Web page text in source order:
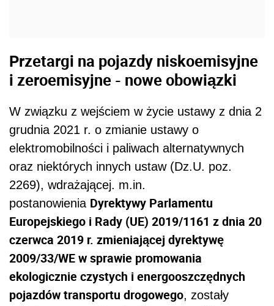
Przetargi na pojazdy niskoemisyjne
i zeroemisyjne - nowe obowiązki
W związku z wejściem w życie ustawy z dnia 2
grudnia 2021 r. o zmianie ustawy o
elektromobilności i paliwach alternatywnych
oraz niektórych innych ustaw (Dz.U. poz.
2269), wdrażającej. m.in.
postanowienia Dyrektywy Parlamentu
Europejskiego i Rady (UE) 2019/1161 z dnia 20
czerwca 2019 r. zmieniającej dyrektywę
2009/33/WE w sprawie promowania
ekologicznie czystych i energooszczędnych
pojazdów transportu drogowego, zostały